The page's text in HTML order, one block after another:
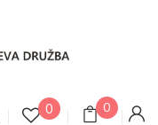
0 0